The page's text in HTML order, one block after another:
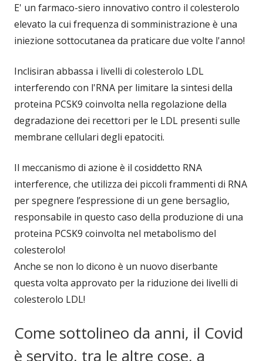
E' un farmaco-siero innovativo contro il colesterolo
elevato la cui frequenza di somministrazione è una
iniezione sottocutanea da praticare due volte l'anno!
Inclisiran abbassa i livelli di colesterolo LDL
interferendo con l'RNA per limitare la sintesi della
proteina PCSK9 coinvolta nella regolazione della
degradazione dei recettori per le LDL presenti sulle
membrane cellulari degli epatociti.
Il meccanismo di azione è il cosiddetto RNA
interference, che utilizza dei piccoli frammenti di RNA
per spegnere l’espressione di un gene bersaglio,
responsabile in questo caso della produzione di una
proteina PCSK9 coinvolta nel metabolismo del
colesterolo!
Anche se non lo dicono è un nuovo diserbante
questa volta approvato per la riduzione dei livelli di
colesterolo LDL!
Come sottolineo da anni, il Covid
è servito, tra le altre cose, a